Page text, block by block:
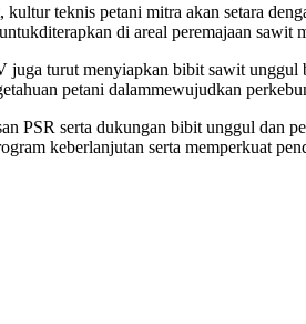
, kulturteknis petani mitra akan setara
untukditerapkan di areal peremajaan sawit
juga turut menyiapkan bibit sawit unggul
petani dalammewujudkan
PSR serta dukungan bibit unggul dan
keberlanjutan serta memperkuat